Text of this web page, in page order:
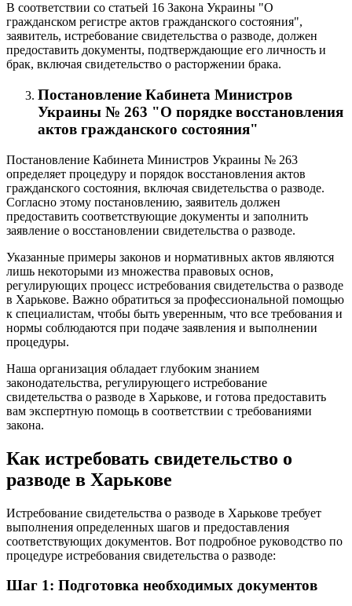
В соответствии со статьей 16 Закона Украины "О
гражданском регистре актов гражданского состояния",
заявитель, истребование свидетельства о разводе, должен
предоставить документы, подтверждающие его личность и
брак, включая свидетельство о расторжении брака.
Постановление Кабинета Министров
Украины № 263 "О порядке восстановления
актов гражданского состояния"
Постановление Кабинета Министров Украины № 263
определяет процедуру и порядок восстановления актов
гражданского состояния, включая свидетельства о разводе.
Согласно этому постановлению, заявитель должен
предоставить соответствующие документы и заполнить
заявление о восстановлении свидетельства о разводе.
Указанные примеры законов и нормативных актов являются
лишь некоторыми из множества правовых основ,
регулирующих процесс истребования свидетельства о разводе
в Харькове. Важно обратиться за профессиональной помощью
к специалистам, чтобы быть уверенным, что все требования и
нормы соблюдаются при подаче заявления и выполнении
процедуры.
Наша организация обладает глубоким знанием
законодательства, регулирующего истребование
свидетельства о разводе в Харькове, и готова предоставить
вам экспертную помощь в соответствии с требованиями
закона.
Как истребовать свидетельство о
разводе в Харькове
Истребование свидетельства о разводе в Харькове требует
выполнения определенных шагов и предоставления
соответствующих документов. Вот подробное руководство по
процедуре истребования свидетельства о разводе:
Шаг 1: Подготовка необходимых документов